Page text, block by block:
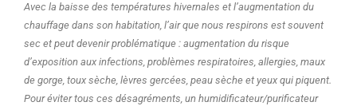
Avec la baisse des températures hivernales et l’augmentation du
chauffage dans son habitation, l’air que nous respirons est souvent
sec et peut devenir problématique : augmentation du risque
d’exposition aux infections, problèmes respiratoires, allergies, maux
de gorge, toux sèche, lèvres gercées, peau sèche et yeux qui piquent.
Pour éviter tous ces désagréments, un humidificateur/purificateur